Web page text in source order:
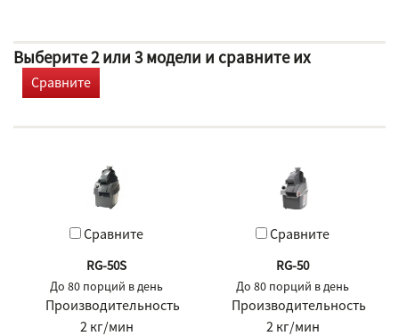
Выберите 2 или 3 модели и сравните их
Сравните
Сравните
RG-50S
До 80 порций в день
Производительность
2 кг/мин
Сравните
RG-50
До 80 порций в день
Производительность
2 кг/мин